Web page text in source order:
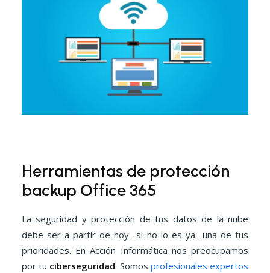
Herramientas de protección
backup Office 365
La seguridad y protección de tus datos de la nube
debe ser a partir de hoy -si no lo es ya- una de tus
prioridades. En Acción Informática nos preocupamos
por tu ciberseguridad. Somos profesionales expertos